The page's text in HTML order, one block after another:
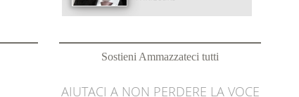
Sostieni Ammazzateci tutti
AIUTACI A NON PERDERE LA VOCE